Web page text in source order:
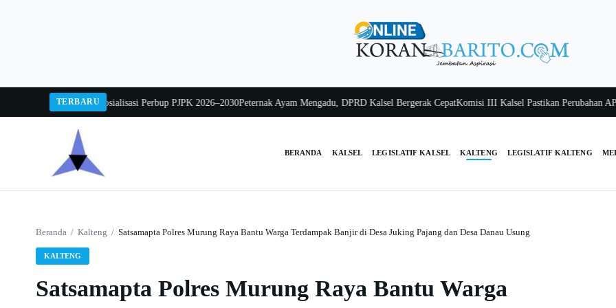
TERBARU
Mintarjo Buka Sosialisasi Perbup PJPK 2026–2030Peternak Ayam Mengadu, DPRD Kalsel Bergerak CepatKomisi III Kalsel Pastikan Perubahan APBD
BERANDA KALSEL LEGISLATIF KALSEL KALTENG LEGISLATIF KALTENG
Beranda / Kalteng / Satsamapta Polres Murung Raya Bantu Warga Terdampak Banjir di Desa Juking Pajang dan Desa Danau Usung
KALTENG
Satsamapta Polres Murung Raya Bantu Warga